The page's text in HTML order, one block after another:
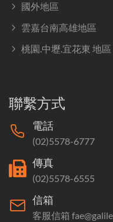
國外地區
雲嘉台南高雄地區
桃園.中壢.宜花東 地區
聯繫方式
電話
(02)5578-6777
傳真
(02)5578-6555
信箱
客服信箱